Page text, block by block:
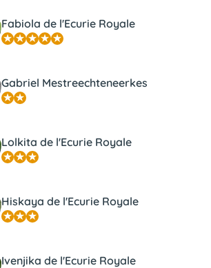
Fabiola de l'Ecurie Royale
Gabriel Mestreechteneerkes
Lolkita de l'Ecurie Royale
Hiskaya de l'Ecurie Royale
Ivenjika de l'Ecurie Royale